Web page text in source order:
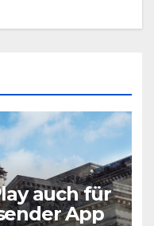
auch für
App